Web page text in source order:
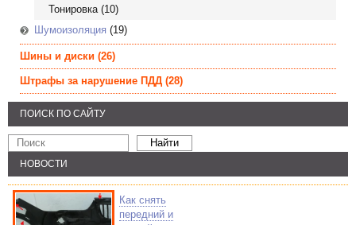
Тонировка(10)
Шумоизоляция (19)
Шины и диски (26)
Штрафы за нарушение ПДД (28)
ПОИСК ПО САЙТУ
НОВОСТИ
Как снять
передний и